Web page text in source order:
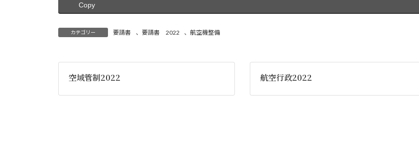
Copy
カテゴリー 要請書 、 要請書 2022 、航空機整備
空域管制2022 航空行政2022